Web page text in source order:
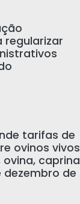
regularizar
tarifas de
ovinos vivos
caprina
de